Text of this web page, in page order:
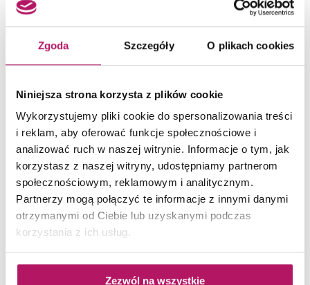
Zgoda Szczegóły O plikach cookies
Niniejsza strona korzysta z plików cookie
Wykorzystujemy pliki cookie do spersonalizowania treści
i reklam, aby oferować funkcje społecznościowe i
analizować ruch w naszej witrynie. Informacje o tym, jak
korzystasz z naszej witryny, udostępniamy partnerom
społecznościowym, reklamowym i analitycznym.
Partnerzy mogą połączyć te informacje z innymi danymi
otrzymanymi od Ciebie lub uzyskanymi podczas
korzystania z ich usług.
Zezwól na wszystkie
Przycisk spłukujący Delta, chrom błyszczący
294,10 PLN
ZOBACZ PRODUKT
Dostępność: na zamówienie